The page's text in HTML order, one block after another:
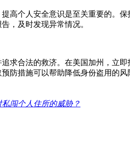
高个人安全意识是至关重要的。
，及时发现异常情况。
求合法的救济。在美国加州，立
防措施可以帮助降低身份盗用的
私闯个人住所的威胁？